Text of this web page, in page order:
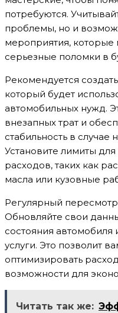
потребуются.
проблемы, но и
мероприятия, которые
серьезные поломки в
Рекомендуется
который будет
автомобильных нужд.
внезапных трат и
стабильность в
Установите лимиты
расходов, таких как
масла или кузовные
Регулярный
Обновляйте свои
состояния
услуги. Это позволит
оптимизировать
возможности для
Читать так же: